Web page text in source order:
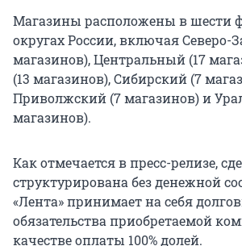
Магазины расположены в шести
округах России, включая Северо-
магазинов), Центральный (17
(13 магазинов), Сибирский (7
Приволжский (7 магазинов) и
магазинов).
Как отмечается в пресс-релизе,
структурирована без денежной
«Лента» принимает на себя
обязательства приобретаемой
качестве оплаты 100% долей.